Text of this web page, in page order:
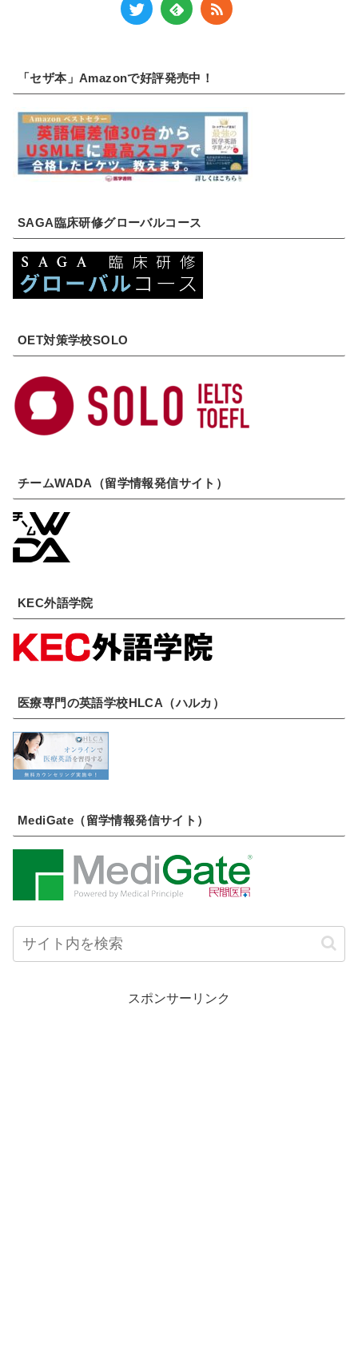
「セザ本」Amazonで好評発売中！
SAGA臨床研修グローバルコース
OET対策学校SOLO
チームWADA（留学情報発信サイト）
KEC外語学院
医療専門の英語学校HLCA（ハルカ）
MediGate（留学情報発信サイト）
スポンサーリンク